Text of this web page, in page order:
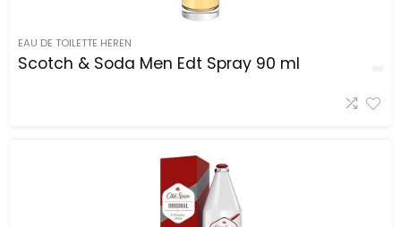
EAU DE TOILETTE HEREN
Scotch & Soda Men Edt Spray 90 ml